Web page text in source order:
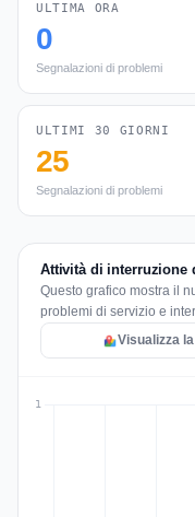
ULTIMA ORA
0
Segnalazioni di problemi
ULTIMI 30 GIORNI
25
Segnalazioni di problemi
Attività di interruzione
Questo grafico mostra il
problemi di servizio e
Visualizza